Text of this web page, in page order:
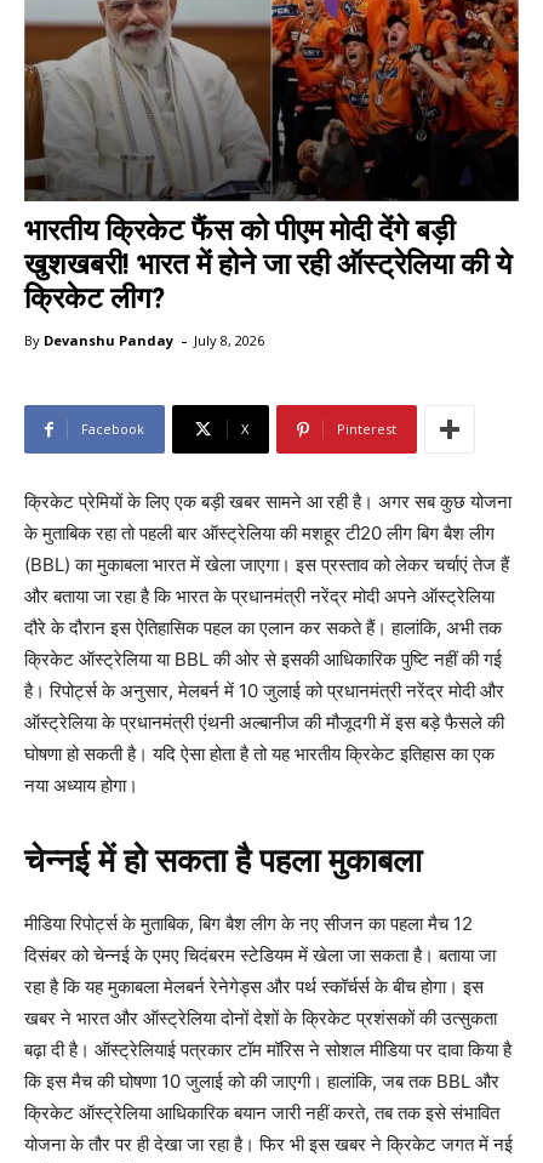
भारतीय क्रिकेट फैंस को पीएम मोदी देंगे बड़ी
खुशखबरी! भारत में होने जा रही ऑस्ट्रेलिया की ये
क्रिकेट लीग?
By Devanshu Panday - July 8, 2026
Facebook X Pinterest
क्रिकेट प्रेमियों के लिए एक बड़ी खबर सामने आ रही है। अगर सब कुछ योजना
के मुताबिक रहा तो पहली बार ऑस्ट्रेलिया की मशहूर टी20 लीग बिग बैश लीग
(BBL) का मुकाबला भारत में खेला जाएगा। इस प्रस्ताव को लेकर चर्चाएं तेज हैं
और बताया जा रहा है कि भारत के प्रधानमंत्री नरेंद्र मोदी अपने ऑस्ट्रेलिया
दौरे के दौरान इस ऐतिहासिक पहल का एलान कर सकते हैं। हालांकि, अभी तक
क्रिकेट ऑस्ट्रेलिया या BBL की ओर से इसकी आधिकारिक पुष्टि नहीं की गई
है। रिपोर्ट्स के अनुसार, मेलबर्न में 10 जुलाई को प्रधानमंत्री नरेंद्र मोदी और
ऑस्ट्रेलिया के प्रधानमंत्री एंथनी अल्बानीज की मौजूदगी में इस बड़े फैसले की
घोषणा हो सकती है। यदि ऐसा होता है तो यह भारतीय क्रिकेट इतिहास का एक
नया अध्याय होगा।
चेन्नई में हो सकता है पहला मुकाबला
मीडिया रिपोर्ट्स के मुताबिक, बिग बैश लीग के नए सीजन का पहला मैच 12
दिसंबर को चेन्नई के एमए चिदंबरम स्टेडियम में खेला जा सकता है। बताया जा
रहा है कि यह मुकाबला मेलबर्न रेनेगेड्स और पर्थ स्कॉर्चर्स के बीच होगा। इस
खबर ने भारत और ऑस्ट्रेलिया दोनों देशों के क्रिकेट प्रशंसकों की उत्सुकता
बढ़ा दी है। ऑस्ट्रेलियाई पत्रकार टॉम मॉरिस ने सोशल मीडिया पर दावा किया है
कि इस मैच की घोषणा 10 जुलाई को की जाएगी। हालांकि, जब तक BBL और
क्रिकेट ऑस्ट्रेलिया आधिकारिक बयान जारी नहीं करते, तब तक इसे संभावित
योजना के तौर पर ही देखा जा रहा है। फिर भी इस खबर ने क्रिकेट जगत में नई